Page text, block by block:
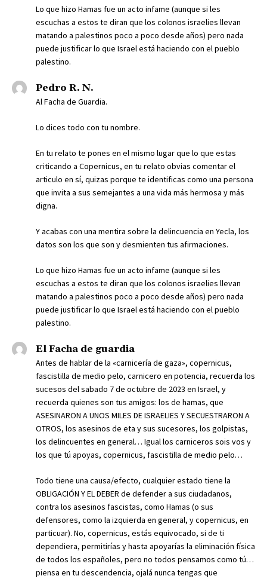
Lo que hizo Hamas fue un acto infame (aunque si les
escuchas a estos te diran que los colonos israelies llevan
matando a palestinos poco a poco desde años) pero nada
puede justificar lo que Israel está haciendo con el pueblo
palestino.
Pedro R. N.
Al Facha de Guardia.
Lo dices todo con tu nombre.
En tu relato te pones en el mismo lugar que lo que estas
criticando a Copernicus, en tu relato obvias comentar el
articulo en sí, quizas porque te identificas como una persona
que invita a sus semejantes a una vida más hermosa y más
digna.
Y acabas con una mentira sobre la delincuencia en Yecla, los
datos son los que son y desmienten tus afirmaciones.
Lo que hizo Hamas fue un acto infame (aunque si les
escuchas a estos te diran que los colonos israelies llevan
matando a palestinos poco a poco desde años) pero nada
puede justificar lo que Israel está haciendo con el pueblo
palestino.
El Facha de guardia
Antes de hablar de la «carnicería de gaza», copernicus,
fascistilla de medio pelo, carnicero en potencia, recuerda los
sucesos del sabado 7 de octubre de 2023 en Israel, y
recuerda quienes son tus amigos: los de hamas, que
ASESINARON A UNOS MILES DE ISRAELIES Y SECUESTRARON A
OTROS, los asesinos de eta y sus sucesores, los golpistas,
los delincuentes en general… Igual los carniceros sois vos y
los que tú apoyas, copernicus, fascistilla de medio pelo…
Todo tiene una causa/efecto, cualquier estado tiene la
OBLIGACIÓN Y EL DEBER de defender a sus ciudadanos,
contra los asesinos fascistas, como Hamas (o sus
defensores, como la izquierda en general, y copernicus, en
particuar). No, copernicus, estás equivocado, si de ti
dependiera, permitirías y hasta apoyarías la eliminación física
de todos los españoles, pero no todos pensamos como tú…
piensa en tu descendencia, ojalá nunca tengas que